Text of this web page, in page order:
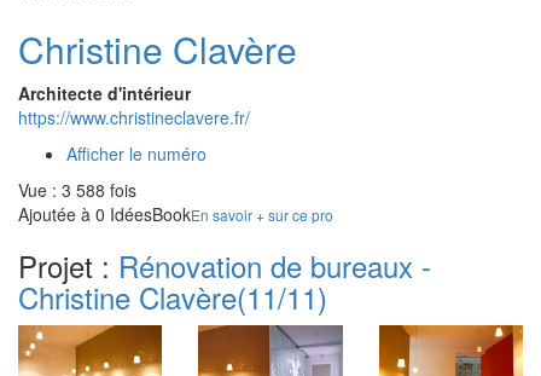
Christine Clavère
Architecte d'intérieur
https://www.christineclavere.fr/
Afficher le numéro
Vue : 3 588 fois
Ajoutée à 0 IdéesBookEn savoir + sur ce pro
Projet : Rénovation de bureaux -
Christine Clavère(11/11)